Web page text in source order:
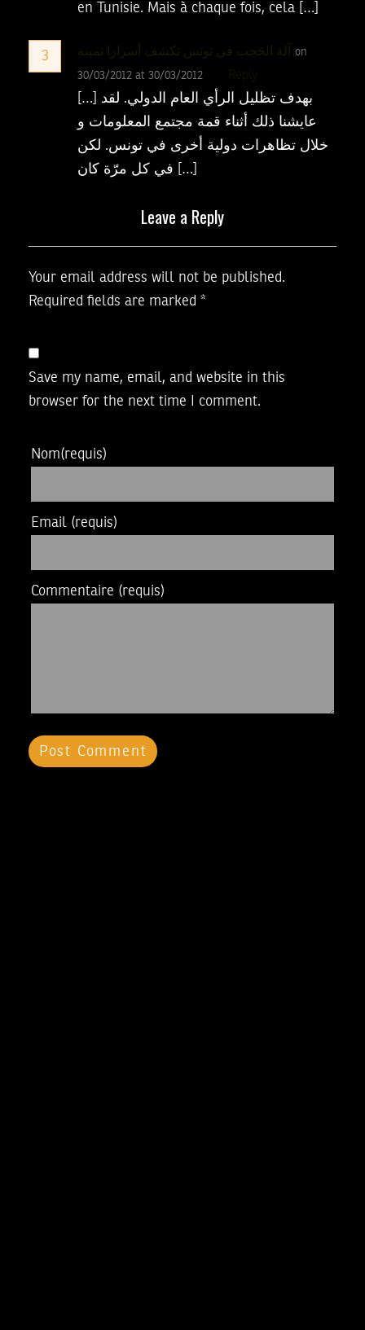
en Tunisie. Mais à chaque fois, cela […]
3 آلة الحَجب في تونس تكشف أسرارا ثمينة on
30/03/2012 at 30/03/2012
[…] بهدف تظليل الرأي العام الدولي. لقد
عايشنا ذلك أثناء قمة مجتمع المعلومات و
خلال تظاهرات دولية أخرى في تونس. لكن
في كل مرّة كان […]
Leave a Reply
Your email address will not be published.
Required fields are marked *
Save my name, email, and website in this
browser for the next time I comment.
Nom(requis)
Email (requis)
Commentaire (requis)